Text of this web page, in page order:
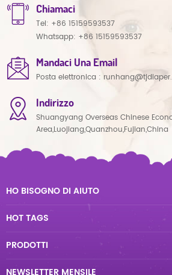
Chiamaci
Tel: +86 15159593537
Whatsapp: +86 15159593537
Mandaci Una Email
Posta elettronica :
Indirizzo
Shuangyang Overseas Chinese
Area,Luojiang,Quanzhou,Fujian,China
HO BISOGNO DI AIUTO
HOT TAGS
PRODOTTI